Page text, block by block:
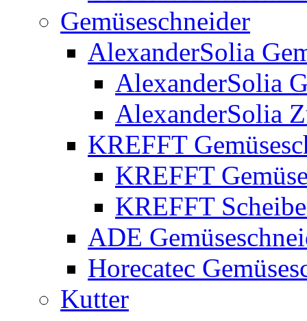
Gemüseschneider
AlexanderSolia
AlexanderSolia
AlexanderSolia
KREFFT
KREFFT
KREFFT
ADE
Horecatec
Kutter